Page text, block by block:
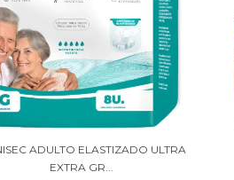
ADULTO ELASTIZADO ULTRA
EXTRA GR...